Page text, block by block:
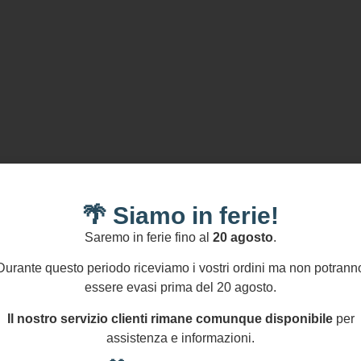
con gancio
925, grande perla
grappolo
e rosso.
34,00€
Orecchini con pesce,
perla a goccia gialla e
grappolo perle
🌴 Siamo in ferie!
Saremo in ferie fino al 20 agosto.
questo periodo riceviamo i vostri ordini ma non
essere evasi prima del 20 agosto.
Il nostro servizio clienti rimane comunque disponibileper
assistenza e informazioni.